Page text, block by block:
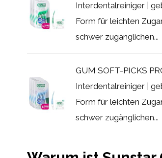
Interdentalreiniger |
Form für leichten
schwer zugänglichen...
GUM SOFT-PICKS
Interdentalreiniger |
Form für leichten
schwer zugänglichen...